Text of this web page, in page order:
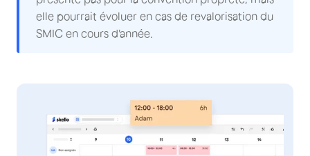
elle pourrait évoluer en cas de revalorisation du
SMIC en cours d'année.